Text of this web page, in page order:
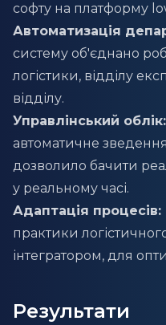
софту на платформу
Автоматизація
систему об'єднано
логістики, відділу
відділу.
Управлінський облік:
автоматичне
дозволило бачити
у реальному часі.
Адаптація процесів:
практики
інтегратором, для
Результати